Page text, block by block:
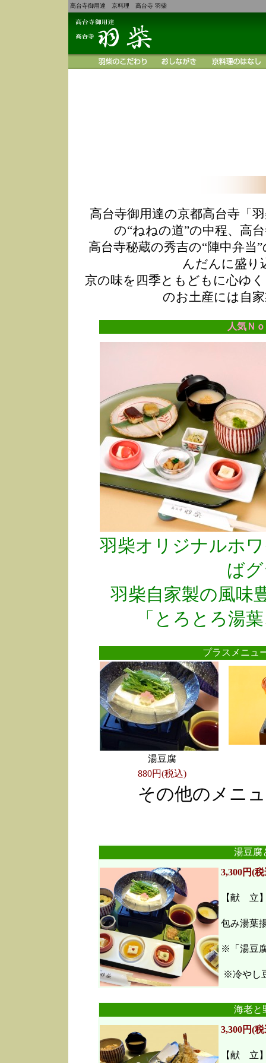
高台寺御用達 京料理 高台寺 羽柴
高台寺御用達の京都高台寺「
の“ねねの道”の中程、高
高台寺秘蔵の秀吉の“陣中弁
んだんに盛り
京の味を四季ともどもに心ゆ
のお土産には自
人気Ｎ
羽柴オリジナルホ
ば
羽柴自家製の風味
「とろとろ湯
プラスメニ
湯豆腐
880円(税込)
その他のメニ
湯豆腐
3,300円(
【献 立
包み湯葉
※「湯豆
※冷やし
海老
3,300円(
【献 立